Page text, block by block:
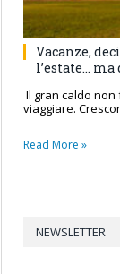
Vacanze,
l’estate…
Il gran caldo
viaggiare.
Read More »
NEWSLETTER